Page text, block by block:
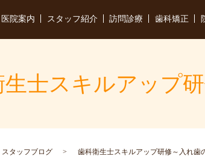
医院案内 スタッフ紹介 訪問診療 歯科矯正
生士スキルアップ
スタッフブログ 歯科衛生士スキルアップ研修～入れ歯